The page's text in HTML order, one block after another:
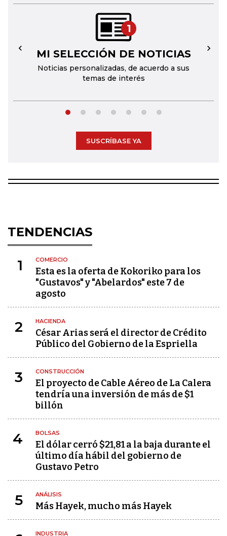
1
MI SELECCIÓN DE NOTICIAS
Noticias personalizadas, de acuerdo a sus
temas de interés
← →
SUSCRÍBASE YA
TENDENCIAS
1 COMERCIO
Esta es la oferta de Kokoriko para los
"Gustavos" y "Abelardos" este 7 de
agosto
2 HACIENDA
César Arias será el director de Crédito
Público del Gobierno de la Espriella
3 CONSTRUCCIÓN
El proyecto de Cable Aéreo de La Calera
tendría una inversión de más de $1
billón
4 BOLSAS
El dólar cerró $21,81 a la baja durante el
último día hábil del gobierno de
Gustavo Petro
5 ANÁLISIS
Más Hayek, mucho más Hayek
INDUSTRIA